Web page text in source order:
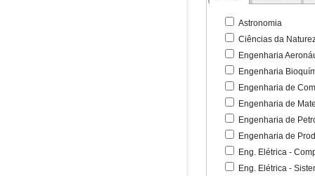
Astronomia
Ciências da
Engenharia
Engenharia
Engenharia de
Engenharia de
Engenharia de
Engenharia de
Eng. Elétrica -
Eng. Elétrica -